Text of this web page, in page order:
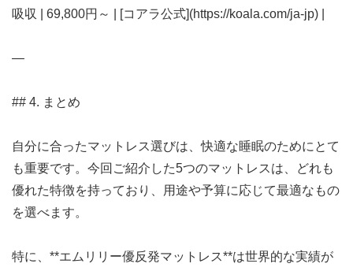
吸収 | 69,800円～ | [コアラ公式](https://koala.com/ja-jp) |
—
## 4. まとめ
自分に合ったマットレス選びは、快適な睡眠のためにとて
も重要です。今回ご紹介した5つのマットレスは、どれも
優れた特徴を持っており、用途や予算に応じて最適なもの
を選べます。
特に、**エムリリー優反発マットレス**は世界的な実績が